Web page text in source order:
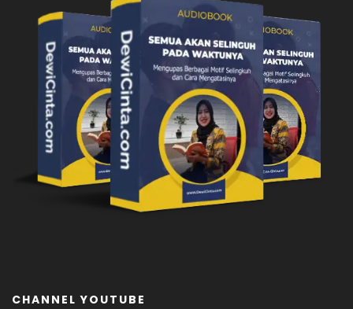
CHANNEL YOUTUBE